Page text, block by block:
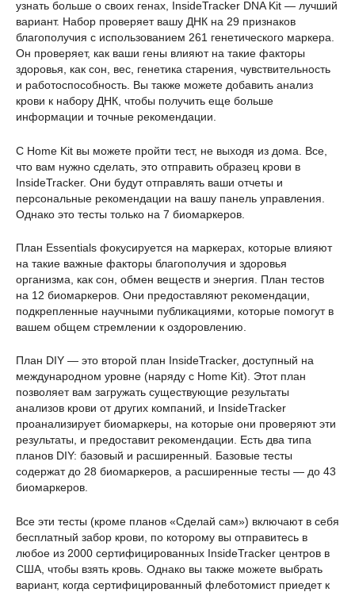
узнать больше о своих генах, InsideTracker DNA Kit — лучший
вариант. Набор проверяет вашу ДНК на 29 признаков
благополучия с использованием 261 генетического маркера.
Он проверяет, как ваши гены влияют на такие факторы
здоровья, как сон, вес, генетика старения, чувствительность
и работоспособность. Вы также можете добавить анализ
крови к набору ДНК, чтобы получить еще больше
информации и точные рекомендации.
С Home Kit вы можете пройти тест, не выходя из дома. Все,
что вам нужно сделать, это отправить образец крови в
InsideTracker. Они будут отправлять ваши отчеты и
персональные рекомендации на вашу панель управления.
Однако это тесты только на 7 биомаркеров.
План Essentials фокусируется на маркерах, которые влияют
на такие важные факторы благополучия и здоровья
организма, как сон, обмен веществ и энергия. План тестов
на 12 биомаркеров. Они предоставляют рекомендации,
подкрепленные научными публикациями, которые помогут в
вашем общем стремлении к оздоровлению.
План DIY — это второй план InsideTracker, доступный на
международном уровне (наряду с Home Kit). Этот план
позволяет вам загружать существующие результаты
анализов крови от других компаний, и InsideTracker
проанализирует биомаркеры, на которые они проверяют эти
результаты, и предоставит рекомендации. Есть два типа
планов DIY: базовый и расширенный. Базовые тесты
содержат до 28 биомаркеров, а расширенные тесты — до 43
биомаркеров.
Все эти тесты (кроме планов «Сделай сам») включают в себя
бесплатный забор крови, по которому вы отправитесь в
любое из 2000 сертифицированных InsideTracker центров в
США, чтобы взять кровь. Однако вы также можете выбрать
вариант, когда сертифицированный флеботомист приедет к